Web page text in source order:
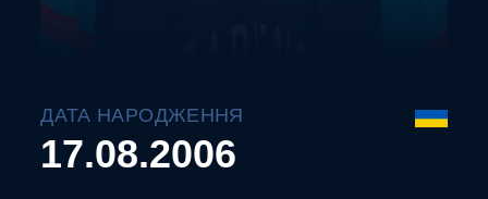
ДАТА НАРОДЖЕННЯ
17.08.2006